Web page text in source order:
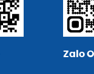
Zalo